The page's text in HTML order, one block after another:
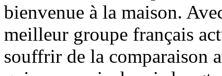
bienvenue à la maison.
meilleur groupe français
souffrir de la comparaison